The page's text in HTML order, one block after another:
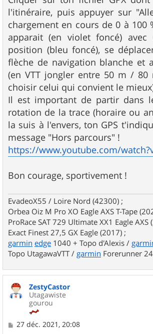
l'itinéraire, puis appuyer sur
chargement en cours de 0 à 100
apparait (en violet foncé)
position (bleu foncé), se
flèche de navigation blanche et
(en VTT jongler entre 50 m /
choisir celui qui convient le
Il est important de partir dans
rotation de la trace (horaire ou
la suis à l'envers, ton GPS
message "Hors parcours" !
https://www.youtube.com/
Bon courage, sportivement !
EvadeoX55 / Loire Nord (42300) ;
Orbea Oiz M Pro XO Eagle AXS T-Tape
ProRace SAT 729 Ultimate XX1 Eagle AXS
Exact Finest 27,5 GX Eagle (2017) ;
garmin edge 1040 + Topo d'Alexis /
Topo UtagawaVTT / garmin Forerunner
ZestyCastor
Utagawiste
gourou
M
27 déc. 2021, 20:08